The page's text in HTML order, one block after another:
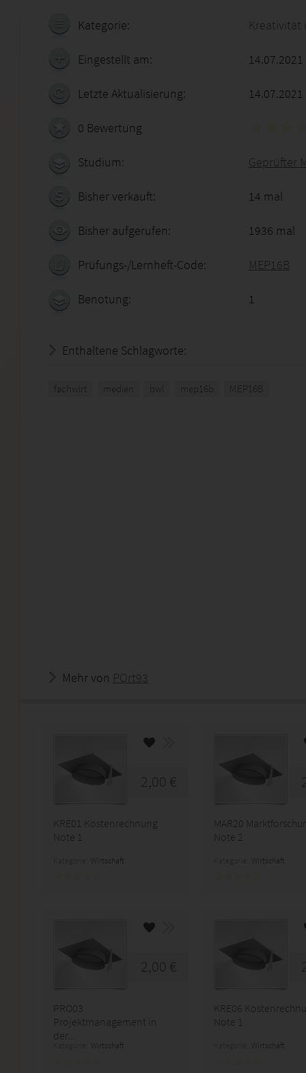
Kategorie: Kreativität
Eingestellt am:
Letzte Aktualisierung: 14.07.2021
0 Bewertung
Studium: Geprüfter
Bisher verkauft: 14 mal
Bisher aufgerufen: 1936 mal
Prüfungs-/Lernheft-Code: MEP16B
Benotung: 1
Enthaltene Schlagworte:
fachwirt medien bwl mep16b MEP16B
Mehr von POrt93
2,00 €
KRE01 Kostenrechnung
Note 1
Wirtschaft
MAR20
Note 2
Wirtschaft
2,00 €
PRO03
Projektmanagement in
der...
Wirtschaft
KRE06
Note 1
Wirtschaft